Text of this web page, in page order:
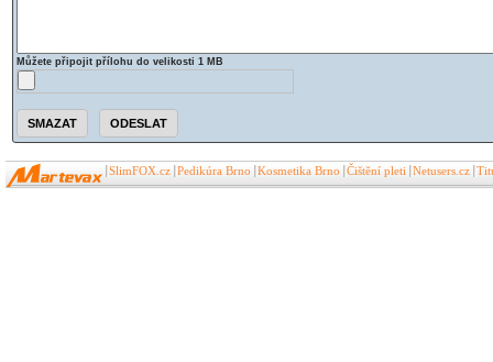
Můžete připojit přílohu do velikosti 1 MB
SlimFOX.cz Pedikúra Brno Kosmetika Brno Čištění pleti Netusers.cz